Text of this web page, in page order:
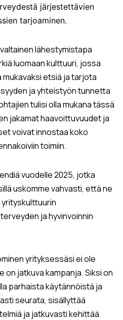
järjestettävien
tarjoaminen.
lähestymistapa
luomaan kulttuuri, jossa
etsiä ja tarjota
ja yhteistyön tunnetta
tulisi olla mukana tässä
jakamat haavoittuvuudet ja
voivat innostaa koko
toimiin.
vuodelle 2025, jotka
uskomme vahvasti, että ne
ja hyvinvoinnin
yrityksessäsi ei ole
jatkuva kampanja. Siksi on
parhaista käytännöistä ja
seurata, sisällyttää
ja jatkuvasti kehittää